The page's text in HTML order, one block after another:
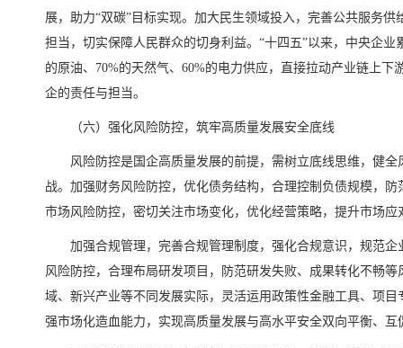
展，助力“双碳”目标实现。加大民生领域投入，完善公共服务
担当，切实保障人民群众的切身利益。“十四五”以来，中央企业
的原油、70%的天然气、60%的电力供应，直接拉动产业链上下
企的责任与担当。
（六）强化风险防控，筑牢高质量发展安全底线
风险防控是国企高质量发展的前提，需树立底线思维，健
战。加强财务风险防控，优化债务结构，合理控制负债规模，
市场风险防控，密切关注市场变化，优化经营策略，提升市场
加强合规管理，完善合规管理制度，强化合规意识，规范
风险防控，合理布局研发项目，防范研发失败、成果转化不畅
域、新兴产业等不同发展实际，灵活运用政策性金融工具、项
强市场化造血能力，实现高质量发展与高水平安全双向平衡、互